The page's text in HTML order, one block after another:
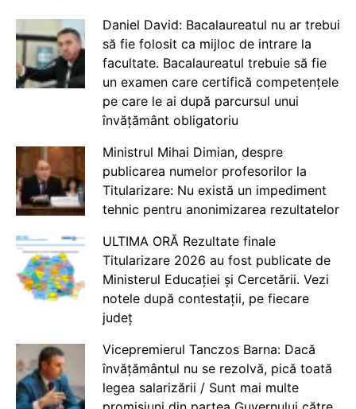
Daniel David: Bacalaureatul nu ar trebui
să fie folosit ca mijloc de intrare la
facultate. Bacalaureatul trebuie să fie
un examen care certifică competențele
pe care le ai după parcursul unui
învățământ obligatoriu
Ministrul Mihai Dimian, despre
publicarea numelor profesorilor la
Titularizare: Nu există un impediment
tehnic pentru anonimizarea rezultatelor
ULTIMA ORĂ Rezultate finale
Titularizare 2026 au fost publicate de
Ministerul Educației și Cercetării. Vezi
notele după contestații, pe fiecare
județ
Vicepremierul Tanczos Barna: Dacă
învățământul nu se rezolvă, pică toată
legea salarizării / Sunt mai multe